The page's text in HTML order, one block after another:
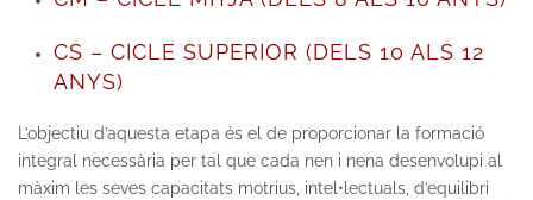
CS – CICLE SUPERIOR (DELS 10 ALS 12
ANYS)
L’objectiu d’aquesta etapa és el de proporcionar la formació
integral necessària per tal que cada nen i nena desenvolupi al
màxim les seves capacitats motrius, intel•lectuals, d’equilibri